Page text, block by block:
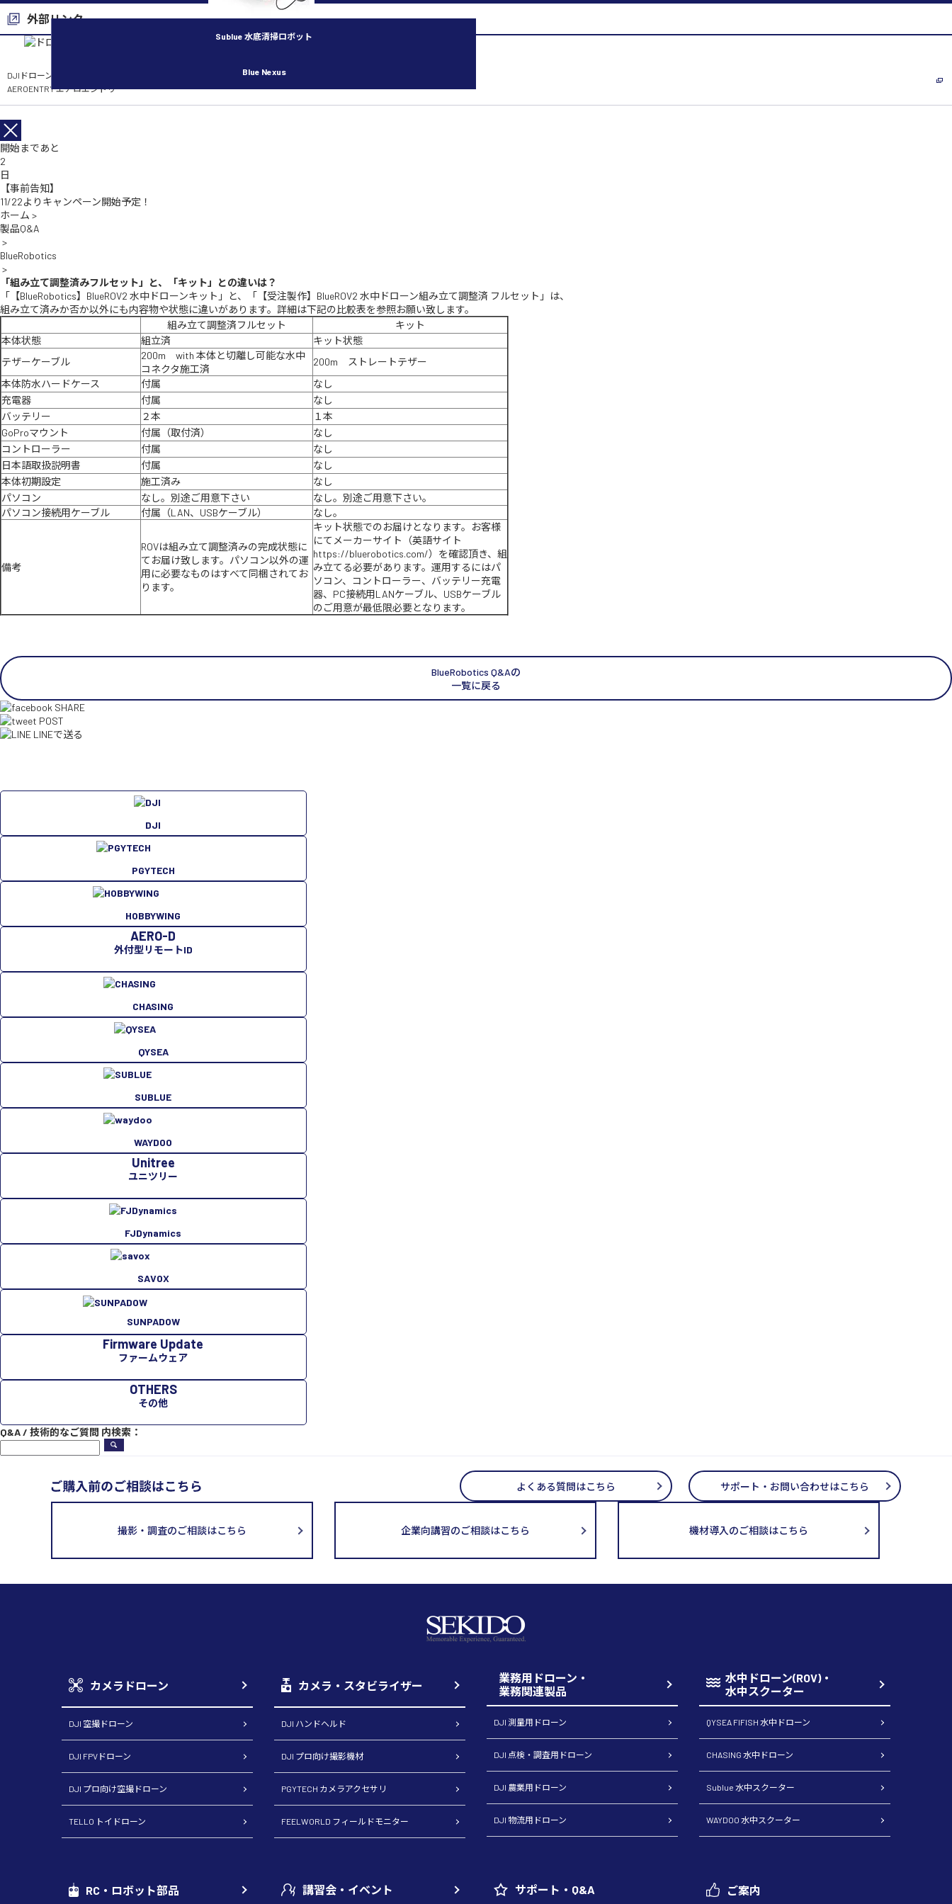
Sublue 水底清掃ロボット
Blue Nexus
外部リンク
DJIドローン各種保険の申し込みはこちら
AEROENTRY エアロエントリー
開始まであと
2
日
【事前告知】
11/22よりキャンペーン開始予定！
ホーム >
製品Q&A
>
BlueRobotics
>
「組み立て調整済みフルセット」と、「キット」との違いは？
「【BlueRobotics】BlueROV2 水中ドローンキット」と、「【受注製作】BlueROV2 水中ドローン組み立て調整済 フルセット」は、
組み立て済みか否か以外にも内容物や状態に違いがあります。詳細は下記の比較表を参照お願い致します。
組み立て調整済フルセット
キット
本体状態
組立済
キット状態
テザーケーブル
200m with 本体と切離し可能な水中
コネクタ施工済
200m ストレートテザー
本体防水ハードケース
付属
なし
充電器
付属
なし
バッテリー
２本
１本
GoProマウント
付属（取付済）
なし
コントローラー
付属
なし
日本語取扱説明書
付属
なし
本体初期設定
施工済み
なし
パソコン
なし。別途ご用意下さい
なし。別途ご用意下さい。
パソコン接続用ケーブル
付属（LAN、USBケーブル） なし。
備考
ROVは組み立て調整済みの完成状態に
てお届け致します。パソコン以外の運
用に必要なものはすべて同梱されてお
ります。
キット状態でのお届けとなります。お客様
にてメーカーサイト（英語サイト
https://bluerobotics.com/）を確認頂き、組
み立てる必要があります。運用するにはパ
ソコン、コントローラー、バッテリー充電
器、PC接続用LANケーブル、USBケーブル
のご用意が最低限必要となります。
BlueRobotics Q&Aの
一覧に戻る
SHARE
POST
LINEで送る
DJI
PGYTECH
HOBBYWING
AERO-D
外付型リモートID
CHASING
QYSEA
SUBLUE
WAYDOO
Unitree
ユニツリー
FJDynamics
SAVOX
SUNPADOW
Firmware Update
ファームウェア
OTHERS
その他
Q&A / 技術的なご質問 内検索：
よくある質問はこちら サポート・お問い合わせはこちら
撮影・調査のご相談はこちら 企業向講習のご相談はこちら 機材導入のご相談はこちら
カメラドローン
DJI 空撮ドローン
DJI FPVドローン
DJI プロ向け空撮ドローン
TELLO トイドローン
カメラ・スタビライザー
DJI ハンドヘルド
DJI プロ向け撮影機材
PGYTECH カメラアクセサリ
FEELWORLD フィールドモニター
業務用ドローン・
業務関連製品
DJI 測量用ドローン
DJI 点検・調査用ドローン
DJI 農業用ドローン
DJI 物流用ドローン
水中ドローン(ROV)・
水中スクーター
QYSEA FIFISH 水中ドローン
CHASING 水中ドローン
Sublue 水中スクーター
WAYDOO 水中スクーター
RC・ロボット部品 講習会・イベント サポート・Q&A ご案内